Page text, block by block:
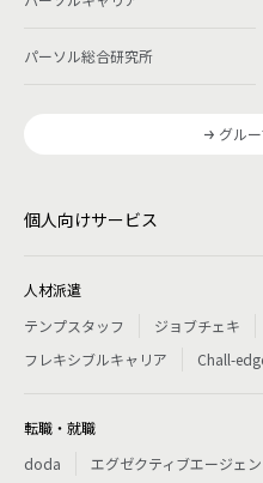
パーソル総合研究所
グル
個人向けサービス
人材派遣
テンプスタッフ
ジョブチェキ
フレキシブルキャリア
Chall-
転職・就職
doda
エグゼクティブエージェン